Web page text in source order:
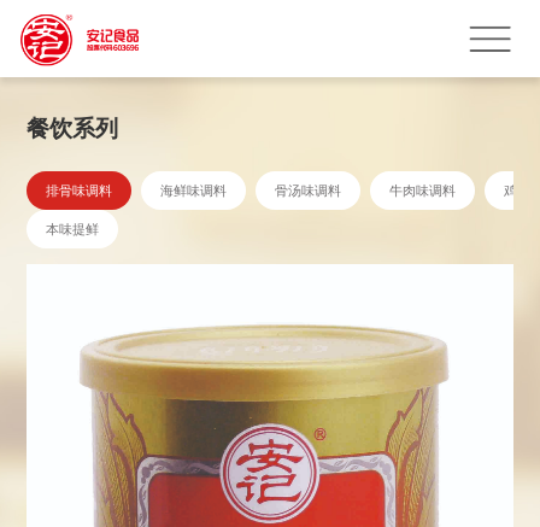
餐饮系列
排骨味调料 海鲜味调料 骨汤味调料 牛肉味调料 鸡鲜
本味提鲜